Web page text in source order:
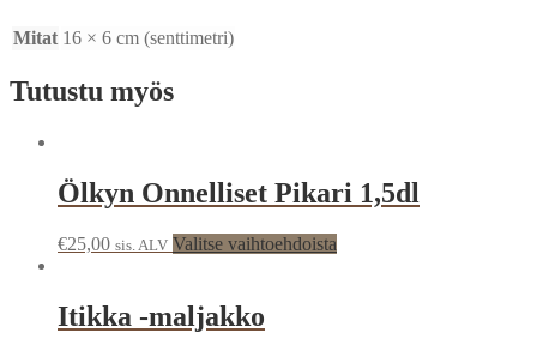
Mitat 16 × 6 cm (senttimetri)
Tutustu myös
Ölkyn Onnelliset Pikari 1,5dl
€25,00 sis. ALV Valitse vaihtoehdoista
Itikka -maljakko